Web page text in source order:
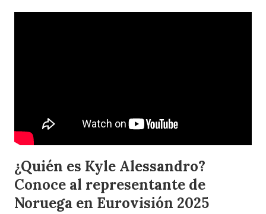
¿Quién es Kyle Alessandro?
Conoce al representante de
Noruega en Eurovisión 2025